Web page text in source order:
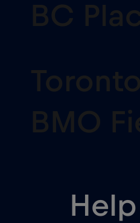
BC
Toronto
BMO